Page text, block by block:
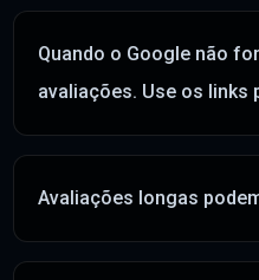
Quando o Google não
avaliações. Use os links
Avaliações longas